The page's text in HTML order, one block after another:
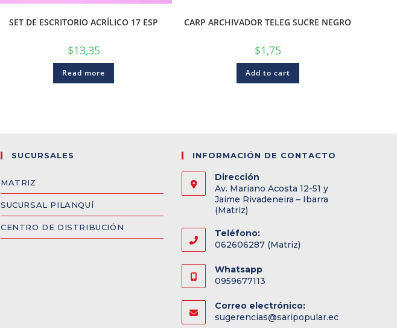
SET DE ESCRITORIO ACRÍLICO 17 ESP
$13,35
Read more
CARP ARCHIVADOR TELEG SUCRE NEGRO
$1,75
Add to cart
SUCURSALES
MATRIZ
SUCURSAL PILANQUÍ
CENTRO DE DISTRIBUCIÓN
INFORMACIÓN DE CONTACTO
Dirección
Av. Mariano Acosta 12-51 y
Jaime Rivadeneira – Ibarra
(Matriz)
Teléfono:
062606287 (Matriz)
Whatsapp
0959677113
Correo electrónico:
sugerencias@saripopular.ec